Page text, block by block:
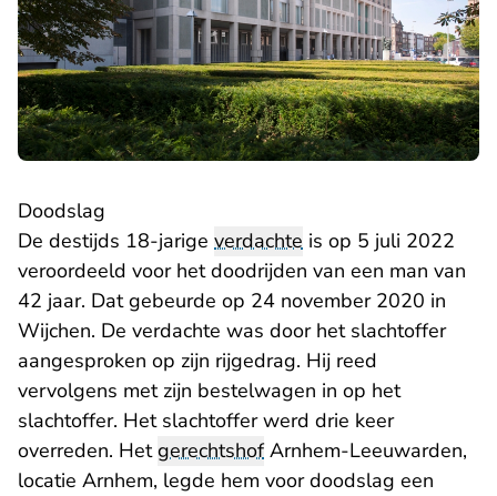
Doodslag
De destijds 18-jarige verdachte is op 5 juli 2022
veroordeeld voor het doodrijden van een man van
42 jaar. Dat gebeurde op 24 november 2020 in
Wijchen. De verdachte was door het slachtoffer
aangesproken op zijn rijgedrag. Hij reed
vervolgens met zijn bestelwagen in op het
slachtoffer. Het slachtoffer werd drie keer
overreden. HetgerechtshofArnhem-Leeuwarden,
locatie Arnhem, legde hem voor doodslag een